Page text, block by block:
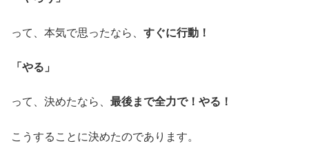
って、本気で思ったなら、 すぐに行動！
「やる」
って、決めたなら、 最後まで全力で！やる！
こうすることに決めたのであります。